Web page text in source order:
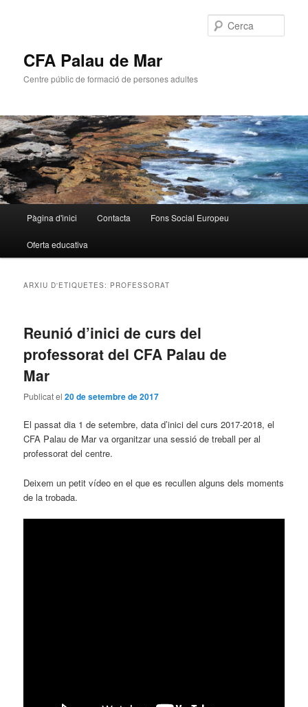
CFA Palau de Mar
Centre públic de formació de persones adultes
principal
Aneu
al
Aneu
al
Pàgina d'inici Contacta Fons Social Europeu
Oferta educativa
ARXIU D'ETIQUETES: PROFESSORAT
Reunió d’inici de curs del
professorat del CFA Palau de
Mar
Publicat el20 de setembre de 2017
El passat dia 1 de setembre, data d’inici del curs 2017-2018, el
CFA Palau de Mar va organitzar una sessió de treball per al
professorat del centre.
Deixem un petit vídeo en el que es recullen alguns dels moments
de la trobada.